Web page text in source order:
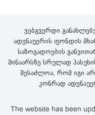
ვებგვერდი
ადენაუერის ფონდის
საზოგადოების
შინაარსზე სრულად
შესაძლოა, რომ იგი
კონრად
The website has been